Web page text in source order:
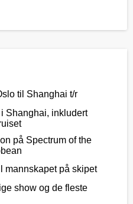
til Shanghai t/r
Shanghai, inkludert
på Spectrum of the
mannskapet på skipet
show og de fleste